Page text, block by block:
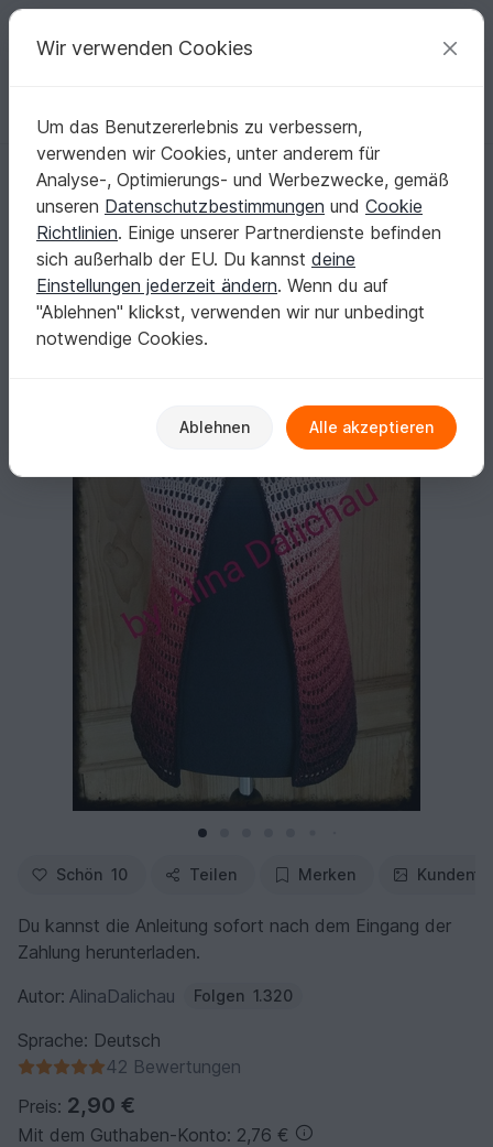
Deine kreativen Ideen
Deutsch | € (EUR) einloggen Kostenlos registrieren
Startseite Häkeln Damen Jacken & Westen
Weste "Easy", RVO Häkelweste, alle Größen
Weste "Easy", RVO Häkelweste, alle Größen
Schön 10 Teilen Merken
Du kannst die Anleitung sofort nach dem Eingang der
Zahlung herunterladen.
Autor: AlinaDalichau Folgen 1.320
Sprache: Deutsch
42 Bewertungen
Preis: 2,90 €
Mit dem Guthaben-Konto: 2,76 €
Wir verwenden Cookies
Um das Benutzererlebnis zu verbessern,
verwenden wir Cookies, unter anderem für
Analyse-, Optimierungs- und Werbezwecke, gemäß
unseren Datenschutzbestimmungen und Cookie
Richtlinien. Einige unserer Partnerdienste befinden
sich außerhalb der EU. Du kannst deine
Einstellungen jederzeit ändern. Wenn du auf
"Ablehnen" klickst, verwenden wir nur unbedingt
notwendige Cookies.
Ablehnen Alle akzeptieren